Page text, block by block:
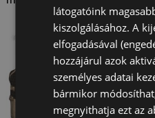
látogatóink
kiszolgálásához. A
elfogadásával
hozzájárul azok
személyes adatai
bármikor
megnyithatja ezt az